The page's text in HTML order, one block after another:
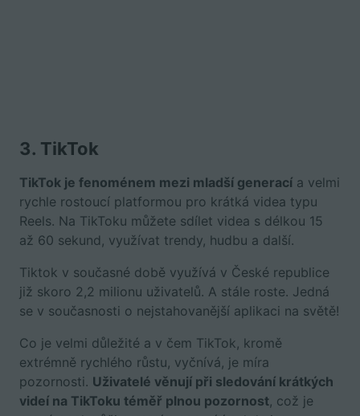
3. TikTok
TikTok je fenoménem mezi mladší generací a velmi
rychle rostoucí platformou pro krátká videa typu
Reels. Na TikToku můžete sdílet videa s délkou 15
až 60 sekund, využívat trendy, hudbu a další.
Tiktok v současné době využívá v České republice
již skoro 2,2 milionu uživatelů. A stále roste. Jedná
se v současnosti o nejstahovanější aplikaci na světě!
Co je velmi důležité a v čem TikTok, kromě
extrémně rychlého růstu, vyčnívá, je míra
pozornosti. Uživatelé věnují při sledování krátkých
videí na TikToku téměř plnou pozornost, což je